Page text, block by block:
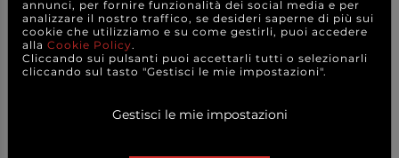
annunci, per fornire funzionalità dei social media e per
analizzare il nostro traffico, se desideri saperne di più sui
cookie che utilizziamo e su come gestirli, puoi accedere
alla Cookie Policy.
Cliccando sui pulsanti puoi accettarli tutti o selezionarli
cliccando sul tasto "Gestisci le mie impostazioni".
Gestisci le mie impostazioni